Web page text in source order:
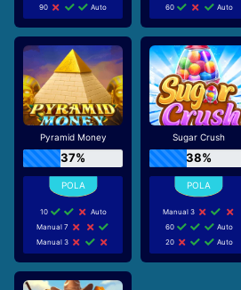
90
Auto
60
Auto
Pyramid Money
37%
10
Auto
Manual 7
Manual 3
Sugar Crush
38%
Manual 3
60
Auto
20
Auto